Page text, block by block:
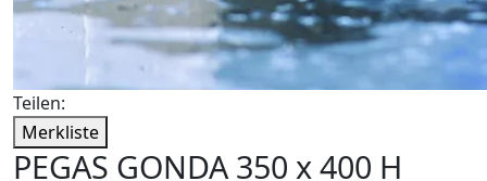
Teilen:
Merkliste
PEGAS GONDA 350 x 400 H